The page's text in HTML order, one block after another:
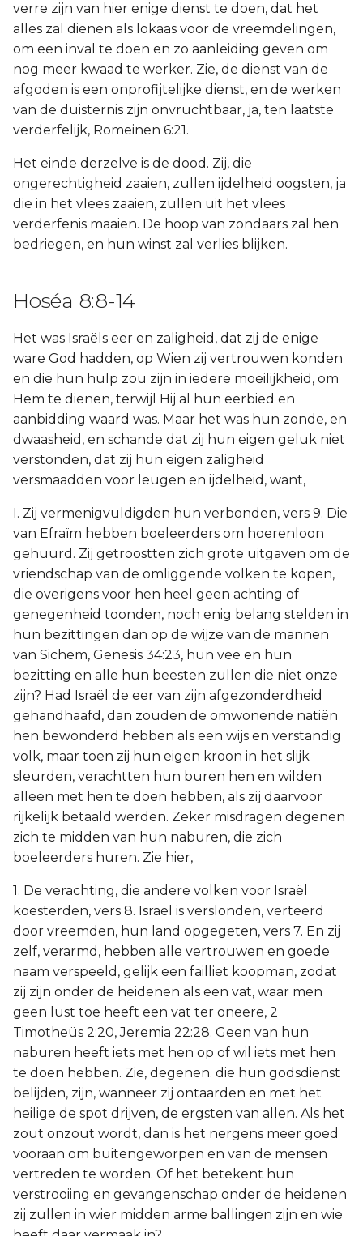
verre zijn van hier enige dienst te doen, dat het
alles zal dienen als lokaas voor de vreemdelingen,
om een inval te doen en zo aanleiding geven om
nog meer kwaad te werker. Zie, de dienst van de
afgoden is een onprofijtelijke dienst, en de werken
van de duisternis zijn onvruchtbaar, ja, ten laatste
verderfelijk, Romeinen 6:21.
Het einde derzelve is de dood. Zij, die
ongerechtigheid zaaien, zullen ijdelheid oogsten, ja
die in het vlees zaaien, zullen uit het vlees
verderfenis maaien. De hoop van zondaars zal hen
bedriegen, en hun winst zal verlies blijken.
Hoséa 8:8-14
Het was Israëls eer en zaligheid, dat zij de enige
ware God hadden, op Wien zij vertrouwen konden
en die hun hulp zou zijn in iedere moeilijkheid, om
Hem te dienen, terwijl Hij al hun eerbied en
aanbidding waard was. Maar het was hun zonde, en
dwaasheid, en schande dat zij hun eigen geluk niet
verstonden, dat zij hun eigen zaligheid
versmaadden voor leugen en ijdelheid, want,
I. Zij vermenigvuldigden hun verbonden, vers 9. Die
van Efraïm hebben boeleerders om hoerenloon
gehuurd. Zij getroostten zich grote uitgaven om de
vriendschap van de omliggende volken te kopen,
die overigens voor hen heel geen achting of
genegenheid toonden, noch enig belang stelden in
hun bezittingen dan op de wijze van de mannen
van Sichem, Genesis 34:23, hun vee en hun
bezitting en alle hun beesten zullen die niet onze
zijn? Had Israël de eer van zijn afgezonderdheid
gehandhaafd, dan zouden de omwonende natiën
hen bewonderd hebben als een wijs en verstandig
volk, maar toen zij hun eigen kroon in het slijk
sleurden, verachtten hun buren hen en wilden
alleen met hen te doen hebben, als zij daarvoor
rijkelijk betaald werden. Zeker misdragen degenen
zich te midden van hun naburen, die zich
boeleerders huren. Zie hier,
1. De verachting, die andere volken voor Israël
koesterden, vers 8. Israël is verslonden, verteerd
door vreemden, hun land opgegeten, vers 7. En zij
zelf, verarmd, hebben alle vertrouwen en goede
naam verspeeld, gelijk een failliet koopman, zodat
zij zijn onder de heidenen als een vat, waar men
geen lust toe heeft een vat ter oneere, 2
Timotheüs 2:20, Jeremia 22:28. Geen van hun
naburen heeft iets met hen op of wil iets met hen
te doen hebben. Zie, degenen. die hun godsdienst
belijden, zijn, wanneer zij ontaarden en met het
heilige de spot drijven, de ergsten van allen. Als het
zout onzout wordt, dan is het nergens meer goed
vooraan om buitengeworpen en van de mensen
vertreden te worden. Of het betekent hun
verstrooiing en gevangenschap onder de heidenen
zij zullen in wier midden arme ballingen zijn en wie